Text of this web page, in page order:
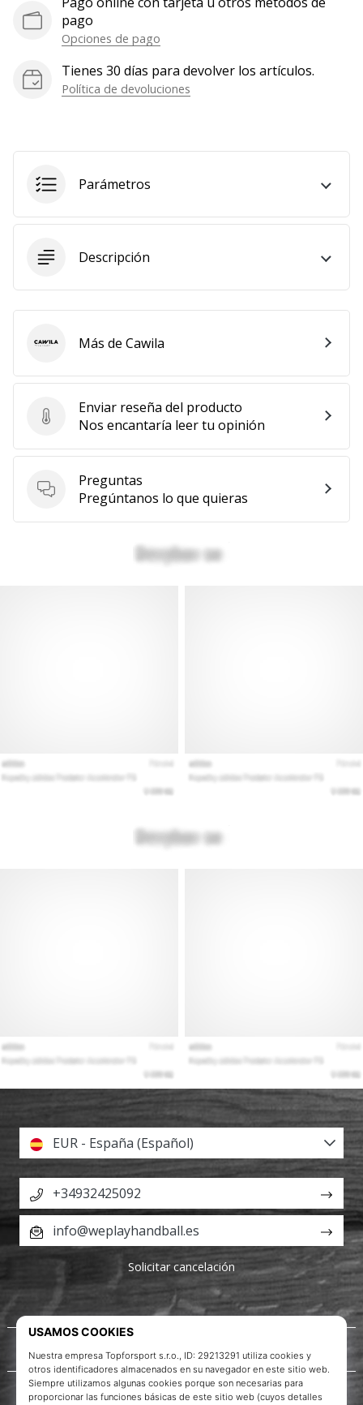
pago
Opciones de pago
Tienes 30 días para devolver los artículos.
Política de devoluciones
Parámetros
Descripción
Enviar reseña del producto
Enviar reseña del producto
Nos encantaría leer tu opinión
Preguntas
Preguntas
Pregúntanos lo que quieras
CawilaMás de Cawila
Acerca de nosotros
Servicio al cliente
EUR - España (Español)
+34932425092
info@weplayhandball.es
Solicitar cancelación